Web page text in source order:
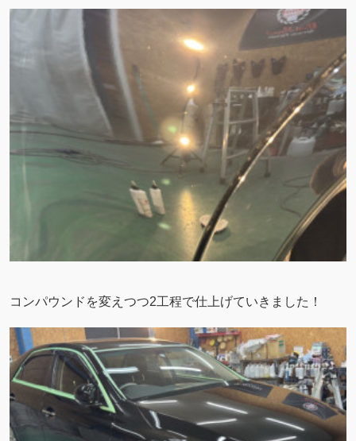
コンパウンドを変えつつ2工程で仕上げていきました！